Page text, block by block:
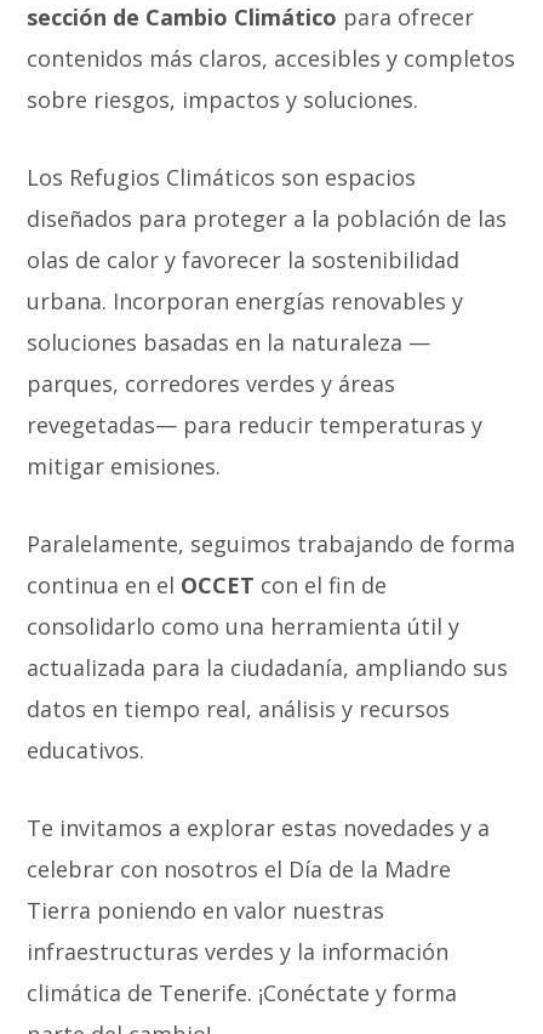
sección de Cambio Climático para ofrecer
contenidos más claros, accesibles y completos
sobre riesgos, impactos y soluciones.
Los Refugios Climáticos son espacios
diseñados para proteger a la población de las
olas de calor y favorecer la sostenibilidad
urbana. Incorporan energías renovables y
soluciones basadas en la naturaleza —
parques, corredores verdes y áreas
revegetadas— para reducir temperaturas y
mitigar emisiones.
Paralelamente, seguimos trabajando de forma
continua en el OCCET con el fin de
consolidarlo como una herramienta útil y
actualizada para la ciudadanía, ampliando sus
datos en tiempo real, análisis y recursos
educativos.
Te invitamos a explorar estas novedades y a
celebrar con nosotros el Día de la Madre
Tierra poniendo en valor nuestras
infraestructuras verdes y la información
climática de Tenerife. ¡Conéctate y forma